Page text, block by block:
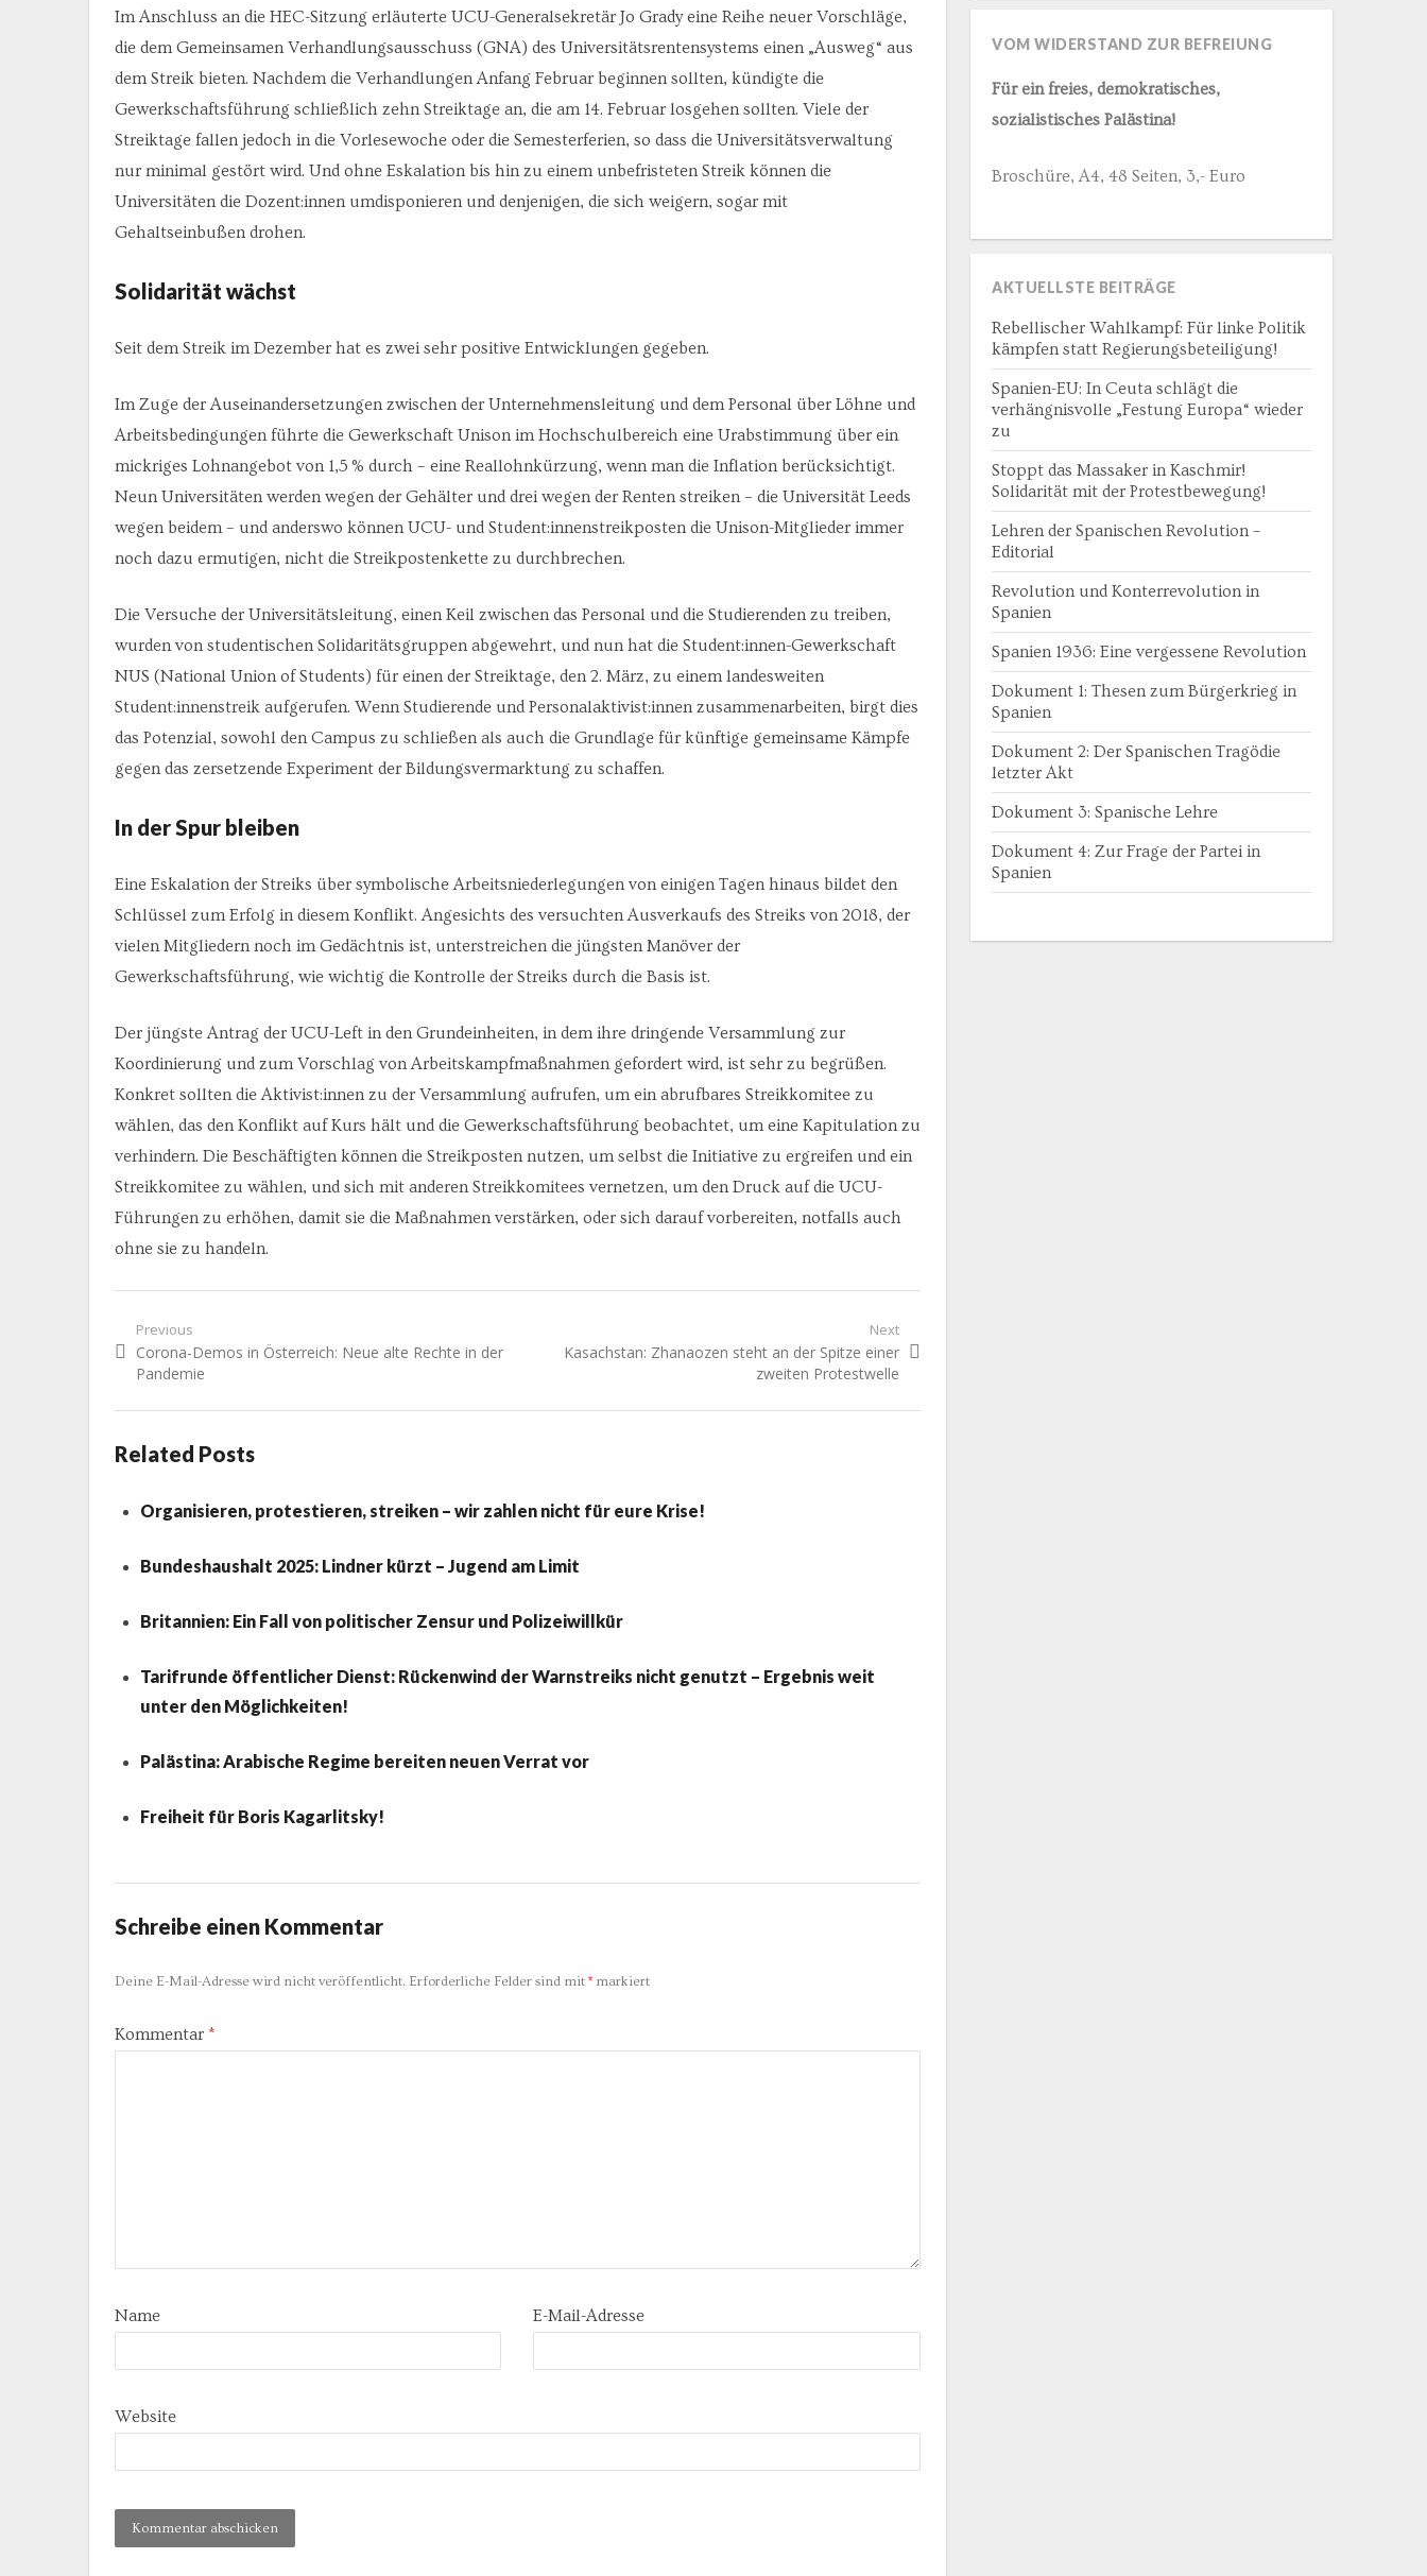
Im Anschluss an die HEC-Sitzung erläuterte UCU-Generalsekretär Jo Grady eine Reihe neuer Vorschläge,
die dem Gemeinsamen Verhandlungsausschuss (GNA) des Universitätsrentensystems einen „Ausweg“ aus
dem Streik bieten. Nachdem die Verhandlungen Anfang Februar beginnen sollten, kündigte die
Gewerkschaftsführung schließlich zehn Streiktage an, die am 14. Februar losgehen sollten. Viele der
Streiktage fallen jedoch in die Vorlesewoche oder die Semesterferien, so dass die Universitätsverwaltung
nur minimal gestört wird. Und ohne Eskalation bis hin zu einem unbefristeten Streik können die
Universitäten die Dozent:innen umdisponieren und denjenigen, die sich weigern, sogar mit
Gehaltseinbußen drohen.
Solidarität wächst
Seit dem Streik im Dezember hat es zwei sehr positive Entwicklungen gegeben.
Im Zuge der Auseinandersetzungen zwischen der Unternehmensleitung und dem Personal über Löhne und
Arbeitsbedingungen führte die Gewerkschaft Unison im Hochschulbereich eine Urabstimmung über ein
mickriges Lohnangebot von 1,5 % durch – eine Reallohnkürzung, wenn man die Inflation berücksichtigt.
Neun Universitäten werden wegen der Gehälter und drei wegen der Renten streiken – die Universität Leeds
wegen beidem – und anderswo können UCU- und Student:innenstreikposten die Unison-Mitglieder immer
noch dazu ermutigen, nicht die Streikpostenkette zu durchbrechen.
Die Versuche der Universitätsleitung, einen Keil zwischen das Personal und die Studierenden zu treiben,
wurden von studentischen Solidaritätsgruppen abgewehrt, und nun hat die Student:innen-Gewerkschaft
NUS (National Union of Students) für einen der Streiktage, den 2. März, zu einem landesweiten
Student:innenstreik aufgerufen. Wenn Studierende und Personalaktivist:innen zusammenarbeiten, birgt dies
das Potenzial, sowohl den Campus zu schließen als auch die Grundlage für künftige gemeinsame Kämpfe
gegen das zersetzende Experiment der Bildungsvermarktung zu schaffen.
In der Spur bleiben
Eine Eskalation der Streiks über symbolische Arbeitsniederlegungen von einigen Tagen hinaus bildet den
Schlüssel zum Erfolg in diesem Konflikt. Angesichts des versuchten Ausverkaufs des Streiks von 2018, der
vielen Mitgliedern noch im Gedächtnis ist, unterstreichen die jüngsten Manöver der
Gewerkschaftsführung, wie wichtig die Kontrolle der Streiks durch die Basis ist.
Der jüngste Antrag der UCU-Left in den Grundeinheiten, in dem ihre dringende Versammlung zur
Koordinierung und zum Vorschlag von Arbeitskampfmaßnahmen gefordert wird, ist sehr zu begrüßen.
Konkret sollten die Aktivist:innen zu der Versammlung aufrufen, um ein abrufbares Streikkomitee zu
wählen, das den Konflikt auf Kurs hält und die Gewerkschaftsführung beobachtet, um eine Kapitulation zu
verhindern. Die Beschäftigten können die Streikposten nutzen, um selbst die Initiative zu ergreifen und ein
Streikkomitee zu wählen, und sich mit anderen Streikkomitees vernetzen, um den Druck auf die UCU-
Führungen zu erhöhen, damit sie die Maßnahmen verstärken, oder sich darauf vorbereiten, notfalls auch
ohne sie zu handeln.
Beitragsnavigation
Previous
Previous
post:
Corona-Demos in Österreich: Neue alte Rechte in der
Pandemie
Next
Next
Kasachstan: Zhanaozen steht an der Spitze einer
zweiten Protestwelle
Related Posts
Organisieren, protestieren, streiken – wir zahlen nicht für eure Krise!
Bundeshaushalt 2025: Lindner kürzt – Jugend am Limit
Britannien: Ein Fall von politischer Zensur und Polizeiwillkür
Tarifrunde öffentlicher Dienst: Rückenwind der Warnstreiks nicht genutzt – Ergebnis weit
unter den Möglichkeiten!
Palästina: Arabische Regime bereiten neuen Verrat vor
Freiheit für Boris Kagarlitsky!
Schreibe einen Kommentar
Deine E-Mail-Adresse wird nicht veröffentlicht. Erforderliche Felder sind mit *markiert
Kommentar *
Name E-Mail-Adresse
Website
VOM WIDERSTAND ZUR BEFREIUNG
Für ein freies, demokratisches,
sozialistisches Palästina!
Broschüre, A4, 48 Seiten, 3,- Euro
AKTUELLSTE BEITRÄGE
Rebellischer Wahlkampf: Für linke Politik
kämpfen statt Regierungsbeteiligung!
Spanien-EU: In Ceuta schlägt die
verhängnisvolle „Festung Europa“ wieder
zu
Stoppt das Massaker in Kaschmir!
Solidarität mit der Protestbewegung!
Lehren der Spanischen Revolution –
Editorial
Revolution und Konterrevolution in
Spanien
Spanien 1936: Eine vergessene Revolution
Dokument 1: Thesen zum Bürgerkrieg in
Spanien
Dokument 2: Der Spanischen Tragödie
letzter Akt
Dokument 3: Spanische Lehre
Dokument 4: Zur Frage der Partei in
Spanien